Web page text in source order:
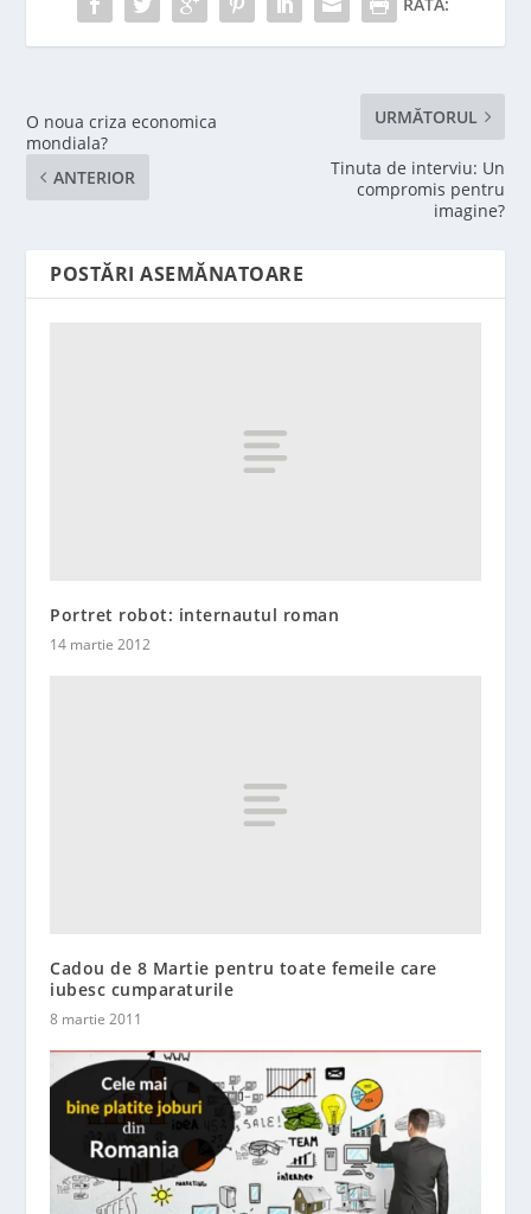
O noua criza economica
mondiala?
ANTERIOR
URMĂTORUL
Tinuta de interviu: Un
compromis pentru
imagine?
POSTĂRI ASEMĂNATOARE
Portret robot: internautul roman
14 martie 2012
Cadou de 8 Martie pentru toate femeile care
iubesc cumparaturile
8 martie 2011